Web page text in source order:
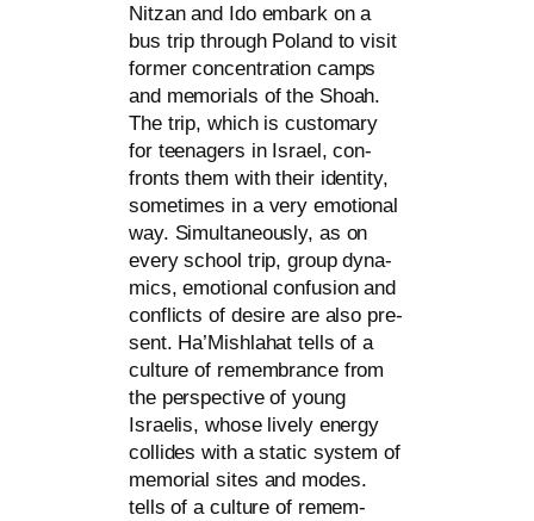
Nitzan and Ido embark on a
bus trip through Poland to visit
for­mer con­cen­tra­ti­on camps
and memo­ri­als of the Shoah.
The trip, which is cus­to­ma­ry
for teen­agers in Israel, con­
fronts them with their iden­ti­ty,
some­ti­mes in a very emo­tio­nal
way. Simultaneously, as on
every school trip, group dyna­
mics, emo­tio­nal con­fu­si­on and
con­flicts of desi­re are also pre­
sent. Ha’Mishlahat tells of a
cul­tu­re of remem­brance from
the per­spec­ti­ve of young
Israelis, who­se lively ener­gy
col­l­i­des with a sta­tic sys­tem of
memo­ri­al sites and modes.
tells of a cul­tu­re of remem­